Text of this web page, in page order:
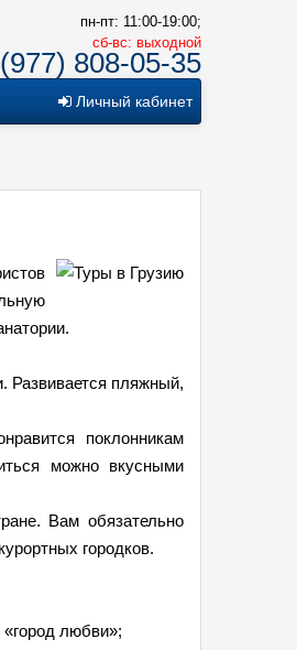
пн-пт: 11:00-19:00;
cб-вс: выходной
808-05-35
Личный кабинет
Развивается пляжный,
поклонникам
можно вкусными
Вам обязательно
городков.
«город любви»;